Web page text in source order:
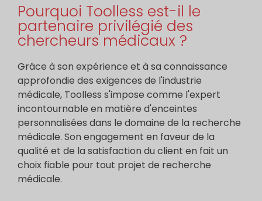
Pourquoi Toolless est-il le
partenaire privilégié des
chercheurs médicaux ?
Grâce à son expérience et à sa connaissance
approfondie des exigences de l'industrie
médicale, Toolless s'impose comme l'expert
incontournable en matière d'enceintes
personnalisées dans le domaine de la recherche
médicale. Son engagement en faveur de la
qualité et de la satisfaction du client en fait un
choix fiable pour tout projet de recherche
médicale.